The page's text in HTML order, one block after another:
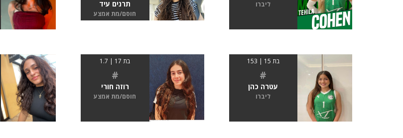
ליברו תרנים עיד
חוסם/מת אמצע
בת 15 | 153
#
עטרה כהן
ליברו
בת 17 | 1.7
#
רוזה חורי
חוסם/מת אמצע